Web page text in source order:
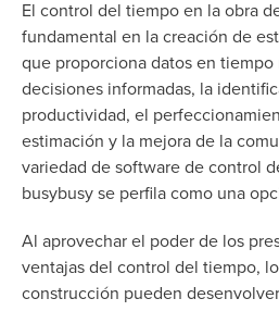
El control del tiempo en la obra
fundamental en la creación de
que proporciona datos en tiempo
decisiones informadas, la
productividad, el
estimación y la mejora de la
variedad de software de control
busybusy se perfila como una
Al aprovechar el poder de los
ventajas del control del tiempo,
construcción pueden